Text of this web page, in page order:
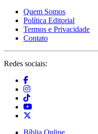
Quem Somos
Política Editorial
Termos e Privacidade
Contato
Redes sociais: